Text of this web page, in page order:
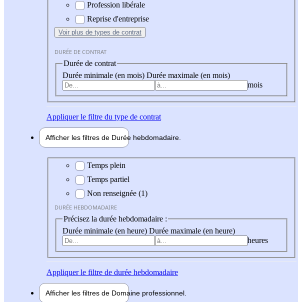
Profession libérale
Reprise d'entreprise
Voir plus de types de contrat
DURÉE DE CONTRAT
Durée de contrat
Durée minimale (en mois) Durée maximale (en mois)
mois
Appliquerle filtre du type de contrat
Afficher les filtres de Durée hebdomadaire
Durée hebdomadaire
Temps plein
Temps partiel
Non renseignée (1)
DURÉE HEBDOMADAIRE
Précisez la durée hebdomadaire :
Durée minimale (en heure) Durée maximale (en heure)
heures
Appliquerle filtre de durée hebdomadaire
Afficher les filtres de Domaine professionnel